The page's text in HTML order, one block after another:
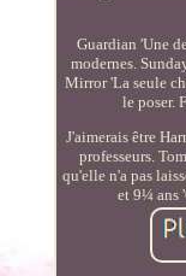
Guardian 'Une
modernes.
Mirror 'La seule
le poser.
J'aimerais être
professeurs.
qu'elle n'a pas
et 9¼ ans